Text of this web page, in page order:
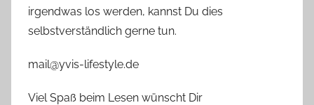
irgendwas los werden, kannst Du dies
selbstverständlich gerne tun.
mail@yvis-lifestyle.de
Viel Spaß beim Lesen wünscht Dir